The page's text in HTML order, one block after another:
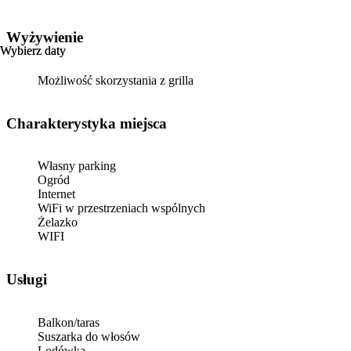
Wybierz daty
Wybierz daty
Wyżywienie
Możliwość skorzystania z grilla
Charakterystyka miejsca
Własny parking
Ogród
Internet
WiFi w przestrzeniach wspólnych
Żelazko
WIFI
Usługi
Balkon/taras
Suszarka do włosów